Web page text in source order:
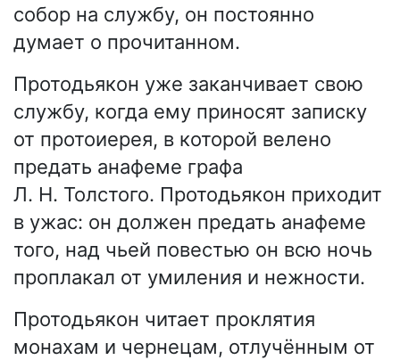
собор на службу, он постоянно
думает о прочитанном.
Протодьякон уже заканчивает свою
службу, когда ему приносят записку
от протоиерея, в которой велено
предать анафеме графа
Л. Н. Толстого. Протодьякон приходит
в ужас: он должен предать анафеме
того, над чьей повестью он всю ночь
проплакал от умиления и нежности.
Протодьякон читает проклятия
монахам и чернецам, отлучённым от